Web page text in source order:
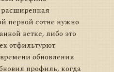
первой сотне нужно
ветке, либо это
отфильтурют
обновления
профиль, когда